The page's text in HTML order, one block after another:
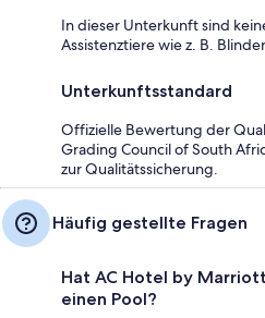
In dieser Unterkunft sind
Assistenztiere wie z. B.
Unterkunftsstandard
Offizielle Bewertung der
Grading Council of South
zur Qualitätssicherung.
Häufig gestellte Fragen
Hat AC Hotel by
einen Pool?